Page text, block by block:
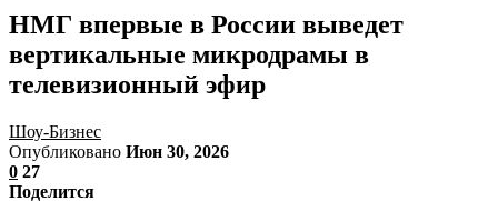
НМГ впервые в России выведет
вертикальные микродрамы в
телевизионный эфир
Шоу-Бизнес
Опубликовано Июн 30, 2026
0 27
Поделится